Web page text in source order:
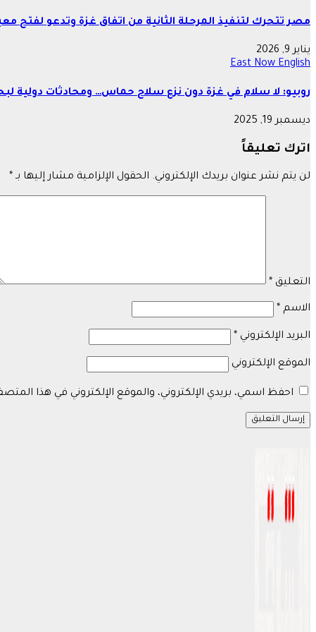
مصر تتحرك لتنفيذ المرحلة الثانية من اتفاق غزة وتدعو لفتح
يناير 9, 2026
East Now English
روبيو: لا سلام في غزة دون نزع سلاح حماس… ومحادثات دولية
ديسمبر 19, 2025
اترك تعليقاً
لن يتم نشر عنوان بريدك الإلكتروني. الحقول الإلزامية مشار إليها بـ *
التعليق *
الاسم *
البريد الإلكتروني *
الموقع الإلكتروني
احفظ اسمي، بريدي الإلكتروني، والموقع الإلكتروني في هذا